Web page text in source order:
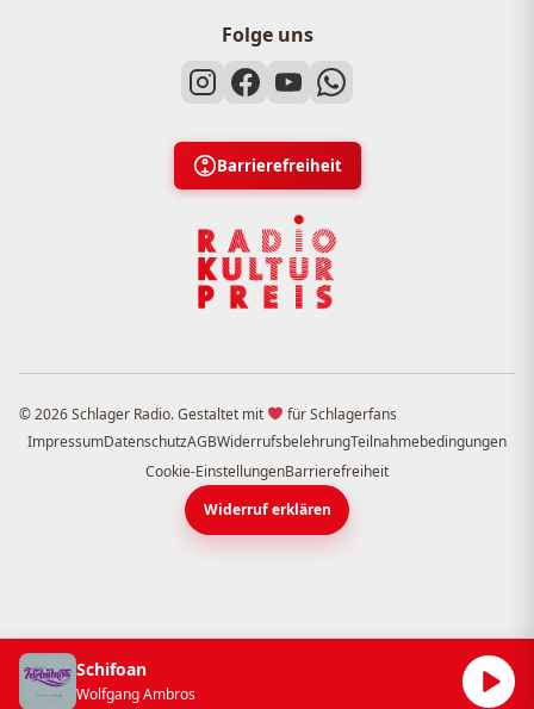
Folge uns
Barrierefreiheit
© 2026 Schlager Radio. Gestaltet mit
für Schlagerfans
ImpressumDatenschutzAGBWiderrufsbelehrungTeilnahmebedingungen
Cookie-EinstellungenBarrierefreiheit
Widerruf erklären
Schifoan
Wolfgang Ambros